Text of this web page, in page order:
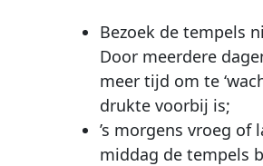
Bezoek de tempels
Door meerdere
meer tijd om te
drukte voorbij is;
’s morgens vroeg of
middag de tempels